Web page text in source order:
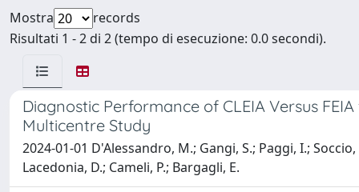
Mostra
records
Risultati 1 - 2 di 2 (tempo di esecuzione: 0.0 secondi).
Diagnostic Performance of CLEIA Versus
Multicentre Study
2024-01-01 D'Alessandro, M.; Gangi, S.; Paggi, I.;
Lacedonia, D.; Cameli, P.; Bargagli, E.